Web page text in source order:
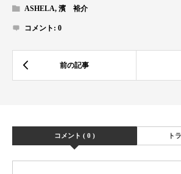
ASHELA, 濱 裕介
コメント: 0
コメント ( 0 ) ト